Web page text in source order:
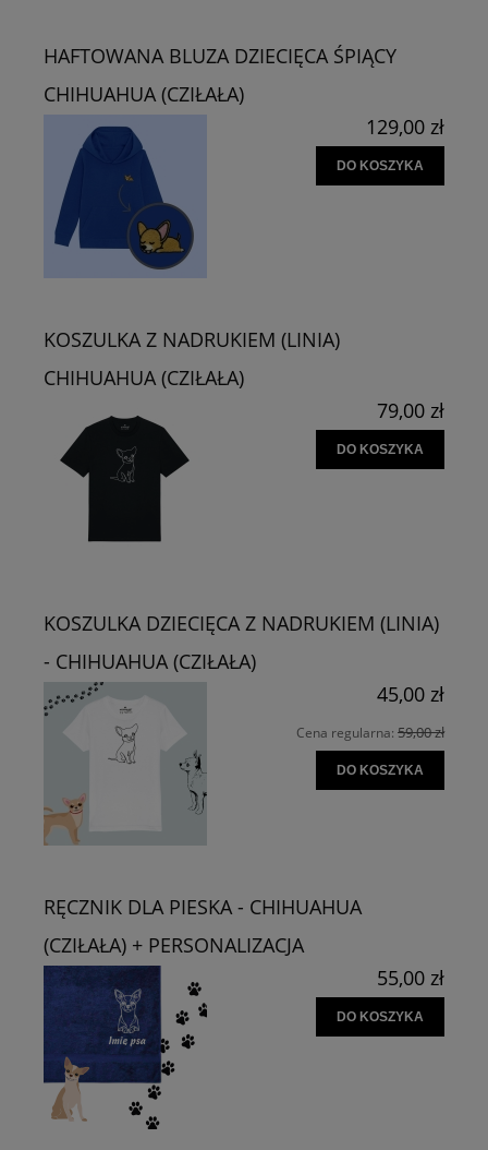
HAFTOWANA BLUZA DZIECIĘCA ŚPIĄCY
CHIHUAHUA (CZIŁAŁA)
129,00 zł
DO KOSZYKA
KOSZULKA Z NADRUKIEM (LINIA)
CHIHUAHUA (CZIŁAŁA)
79,00 zł
DO KOSZYKA
KOSZULKA DZIECIĘCA Z NADRUKIEM (LINIA)
- CHIHUAHUA (CZIŁAŁA)
45,00 zł
Cena regularna: 59,00 zł
DO KOSZYKA
RĘCZNIK DLA PIESKA - CHIHUAHUA
(CZIŁAŁA) + PERSONALIZACJA
55,00 zł
DO KOSZYKA